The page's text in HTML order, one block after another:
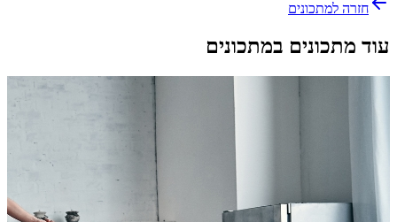
חזרה למתכונים
עוד מתכונים במתכונים